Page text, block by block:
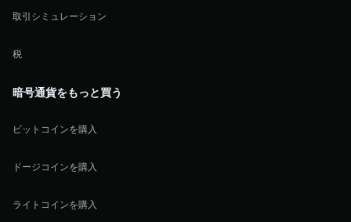
取引シミュレーション
税
暗号通貨をもっと買う
ビットコインを購入
ドージコインを購入
ライトコインを購入